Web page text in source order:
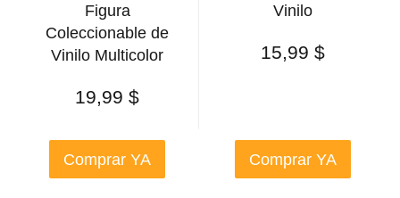
Figura
Coleccionable de
Vinilo Multicolor
19,99 $
Comprar YA
Vinilo
15,99 $
Comprar YA